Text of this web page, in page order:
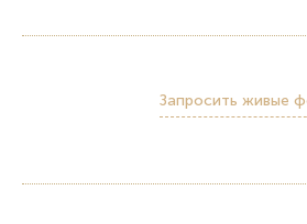
Запросить живые